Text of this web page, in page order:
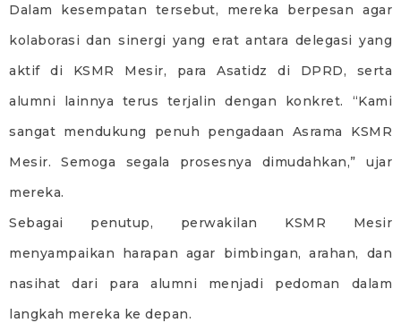
Dalam kesempatan tersebut, mereka berpesan agar
kolaborasi dan sinergi yang erat antara delegasi yang
aktif di KSMR Mesir, para Asatidz di DPRD, serta
alumni lainnya terus terjalin dengan konkret. “Kami
sangat mendukung penuh pengadaan Asrama KSMR
Mesir. Semoga segala prosesnya dimudahkan,” ujar
mereka.
Sebagai penutup, perwakilan KSMR Mesir
menyampaikan harapan agar bimbingan, arahan, dan
nasihat dari para alumni menjadi pedoman dalam
langkah mereka ke depan.